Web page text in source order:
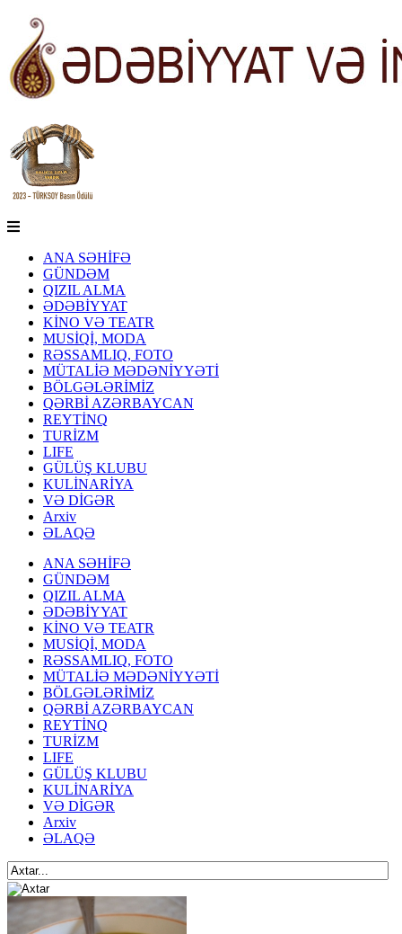
ANA SƏHİFƏ
GÜNDƏM
QIZIL ALMA
ƏDƏBİYYAT
KİNO VƏ TEATR
MUSİQİ, MODA
RƏSSAMLIQ, FOTO
MÜTALİƏ MƏDƏNİYYƏTİ
BÖLGƏLƏRİMİZ
QƏRBİ AZƏRBAYCAN
REYTİNQ
TURİZM
LIFE
GÜLÜŞ KLUBU
KULİNARİYA
VƏ DİGƏR
Arxiv
ƏLAQƏ
ANA SƏHİFƏ
GÜNDƏM
QIZIL ALMA
ƏDƏBİYYAT
KİNO VƏ TEATR
MUSİQİ, MODA
RƏSSAMLIQ, FOTO
MÜTALİƏ MƏDƏNİYYƏTİ
BÖLGƏLƏRİMİZ
QƏRBİ AZƏRBAYCAN
REYTİNQ
TURİZM
LIFE
GÜLÜŞ KLUBU
KULİNARİYA
VƏ DİGƏR
Arxiv
ƏLAQƏ